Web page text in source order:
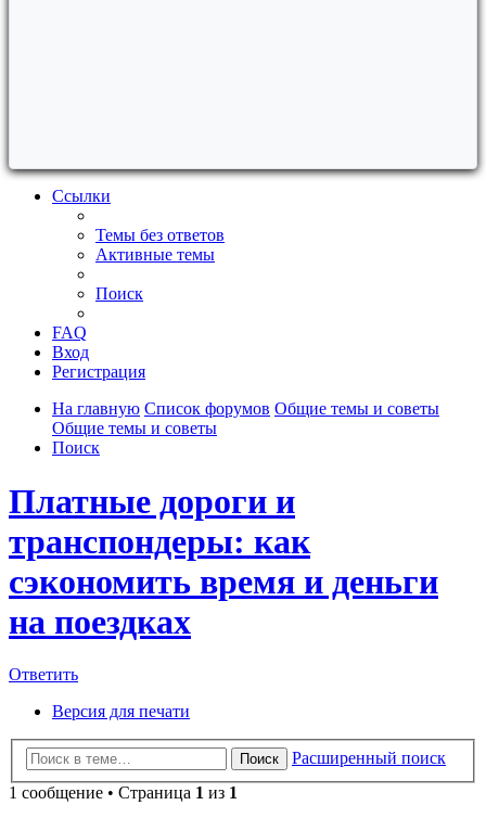
Ссылки
Темы без ответов
Активные темы
Поиск
FAQ
Вход
Регистрация
На главную Список форумов Общие темы и советы
Общие темы и советы
Поиск
Платные дороги и
транспондеры: как
сэкономить время и деньги
на поездках
Ответить
Версия для печати
Поиск
Расширенный поиск
1 сообщение • Страница 1 из 1